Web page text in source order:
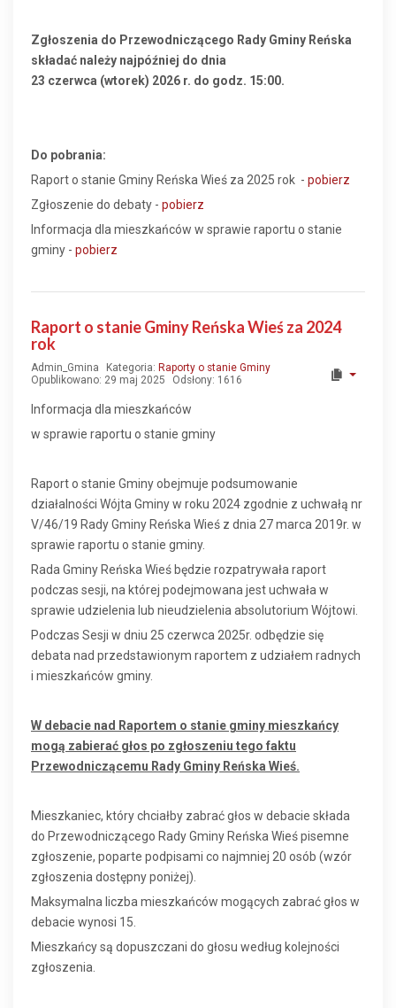
Zgłoszenia do Przewodniczącego Rady Gminy Reńska
składać należy najpóźniej do dnia
23 czerwca (wtorek) 2026 r. do godz. 15:00.
Do pobrania:
Raport o stanie Gminy Reńska Wieś za 2025 rok - pobierz
Zgłoszenie do debaty - pobierz
Informacja dla mieszkańców w sprawie raportu o stanie
gminy - pobierz
Raport o stanie Gminy Reńska Wieś za 2024
rok
Admin_Gmina Kategoria: Raporty o stanie Gminy
Opublikowano: 29 maj 2025
Odsłony: 1616
Informacja dla mieszkańców
w sprawie raportu o stanie gminy
Raport o stanie Gminy obejmuje podsumowanie
działalności Wójta Gminy w roku 2024 zgodnie z uchwałą nr
V/46/19 Rady Gminy Reńska Wieś z dnia 27 marca 2019r. w
sprawie raportu o stanie gminy.
Rada Gminy Reńska Wieś będzie rozpatrywała raport
podczas sesji, na której podejmowana jest uchwała w
sprawie udzielenia lub nieudzielenia absolutorium Wójtowi.
Podczas Sesji w dniu 25 czerwca 2025r. odbędzie się
debata nad przedstawionym raportem z udziałem radnych
i mieszkańców gminy.
W debacie nad Raportem o stanie gminy mieszkańcy
mogą zabierać głos po zgłoszeniu tego faktu
Przewodniczącemu Rady Gminy Reńska Wieś.
Mieszkaniec, który chciałby zabrać głos w debacie składa
do Przewodniczącego Rady Gminy Reńska Wieś pisemne
zgłoszenie, poparte podpisami co najmniej 20 osób (wzór
zgłoszenia dostępny poniżej).
Maksymalna liczba mieszkańców mogących zabrać głos w
debacie wynosi 15.
Mieszkańcy są dopuszczani do głosu według kolejności
zgłoszenia.